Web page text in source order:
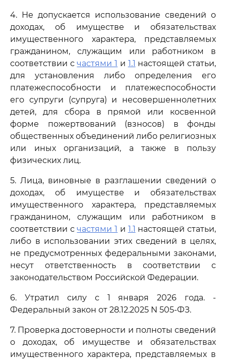
4. Не допускается использование сведений о
доходах, об имуществе и обязательствах
имущественного характера, представляемых
гражданином, служащим или работником в
соответствии счастями 1 и 1.1 настоящей статьи,
для установления либо определения его
платежеспособности и платежеспособности
его супруги (супруга) и несовершеннолетних
детей, для сбора в прямой или косвенной
форме пожертвований (взносов) в фонды
общественных объединений либо религиозных
или иных организаций, а также в пользу
физических лиц.
5. Лица, виновные в разглашении сведений о
доходах, об имуществе и обязательствах
имущественного характера, представляемых
гражданином, служащим или работником в
соответствии счастями 1 и 1.1 настоящей статьи,
либо в использовании этих сведений в целях,
не предусмотренных федеральными законами,
несут ответственность в соответствии с
законодательством Российской Федерации.
6. Утратил силу с 1 января 2026 года. -
Федеральный закон от 28.12.2025 N 505-ФЗ.
7. Проверка достоверности и полноты сведений
о доходах, об имуществе и обязательствах
имущественного характера, представляемых в